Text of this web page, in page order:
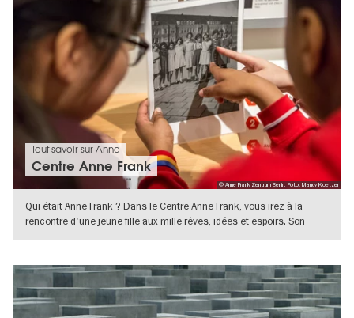
© Anne Frank Zentrum Berlin, Foto: Mandy Kloetzer
Tout savoir sur Anne
Centre Anne Frank
Qui était Anne Frank ? Dans le Centre Anne Frank, vous irez à la
rencontre d'une jeune fille aux mille rêves, idées et espoirs. Son